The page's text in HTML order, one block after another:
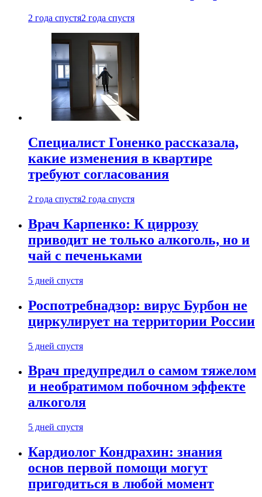
2 года спустя2 года спустя
Специалист Гоненко рассказала,
какие изменения в квартире
требуют согласования
2 года спустя2 года спустя
Врач Карпенко: К циррозу
приводит не только алкоголь, но и
чай с печеньками
5 дней спустя
Роспотребнадзор: вирус Бурбон не
циркулирует на территории России
5 дней спустя
Врач предупредил о самом тяжелом
и необратимом побочном эффекте
алкоголя
5 дней спустя
Кардиолог Кондрахин: знания
основ первой помощи могут
пригодиться в любой момент